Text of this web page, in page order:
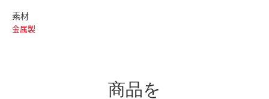
素材
金属製
商品を